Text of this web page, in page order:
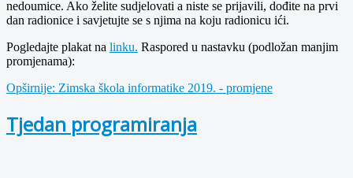
nedoumice. Ako želite sudjelovati a niste se prijavili, dođite na prvi
dan radionice i savjetujte se s njima na koju radionicu ići.
Pogledajte plakat na linku. Raspored u nastavku (podložan manjim
promjenama):
Opširnije: Zimska škola informatike 2019. - promjene
Tjedan programiranja